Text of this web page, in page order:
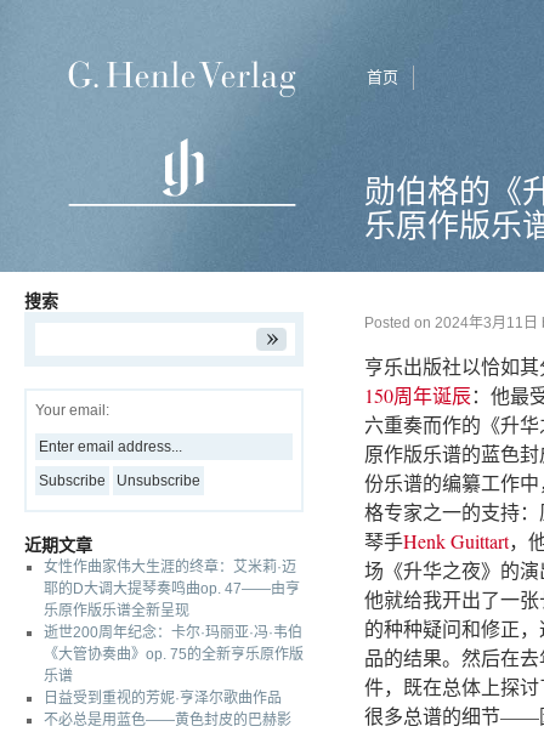
首页
勋伯格的《
乐原作版乐
Posted on 2024年3月11日
亨乐出版社以恰如
150周年诞辰：他最
六重奏而作的《升
原作版乐谱的蓝色
份乐谱的编纂工作
格专家之一的支持
琴手Henk Guittart，
场《升华之夜》的
他就给我开出了一
的种种疑问和修正
品的结果。然后在
件，既在总体上探
很多总谱的细节——
搜索
Your email:
近期文章
女性作曲家伟大生涯的终章：艾米莉·迈
耶的D大调大提琴奏鸣曲op. 47——由亨
乐原作版乐谱全新呈现
逝世200周年纪念：卡尔·玛丽亚·冯·韦伯
《大管协奏曲》op. 75的全新亨乐原作版
乐谱
日益受到重视的芳妮·亨泽尔歌曲作品
不必总是用蓝色——黄色封皮的巴赫影